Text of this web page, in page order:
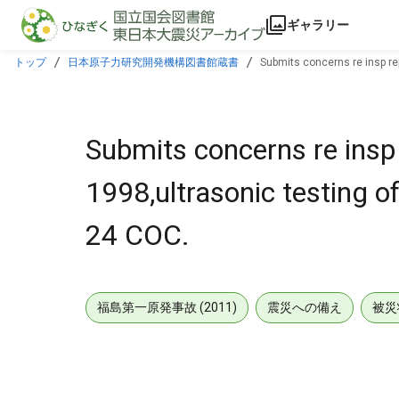
本文に飛ぶ
ギャラリー
トップ 日本原子力研究開発機構図書館蔵書 Submits concerns re insp
Submits concerns re
1998,ultrasonic testing
24 COC.
福島第一原発事故 (2011) 震災への備え 被災